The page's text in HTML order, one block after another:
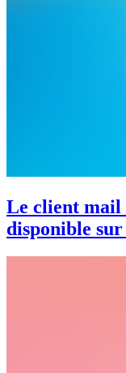
Le client mail
disponible